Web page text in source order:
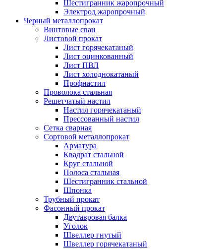
Шестигранник жаропрочный
Электрод жаропрочный
Черный металлопрокат
Винтовые сваи
Листовой прокат
Лист горячекатаный
Лист оцинкованный
Лист ПВЛ
Лист холоднокатаный
Профнастил
Проволока стальная
Решетчатый настил
Настил горячекатаный
Прессованный настил
Сетка сварная
Сортовой металлопрокат
Арматура
Квадрат стальной
Круг стальной
Полоса стальная
Шестигранник стальной
Шпонка
Трубный прокат
Фасонный прокат
Двутавровая балка
Уголок
Швеллер гнутый
Швеллер горячекатаный